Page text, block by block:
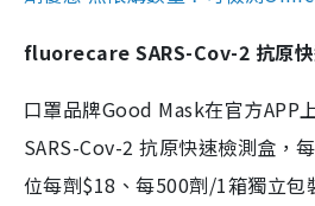
fluorecare SARS-Cov-2 抗原快
口罩品牌Good Mask在官方APP
SARS-Cov-2 抗原快速檢測盒，
位每劑$18、每500劑/1箱獨立包